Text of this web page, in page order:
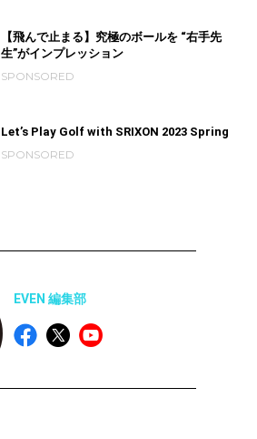
【飛んで止まる】究極のボールを “右手先
生”がインプレッション
SPONSORED
Let’s Play Golf with SRIXON 2023 Spring
SPONSORED
EVEN 編集部